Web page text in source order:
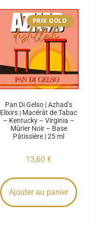
PRIX GOLD
Pan Di Gelso | Azhad’s
Elixirs | Macérât de Tabac
– Kentucky – Virginia –
Mûrier Noir – Base
Pâtissière | 25 ml
13,60 €
Ajouter au panier